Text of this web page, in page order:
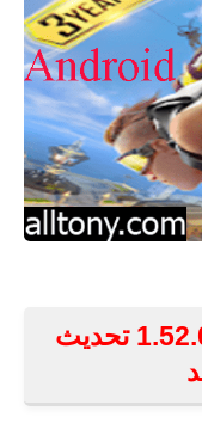
قارينا فري فاير: التطور 1.52.0 تحديث